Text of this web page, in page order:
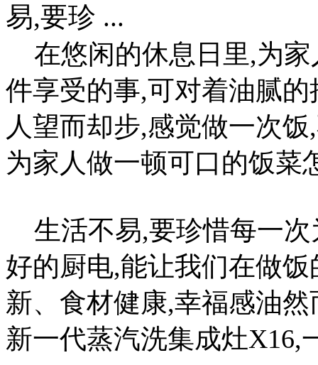
易,要珍 ...
在悠闲的休息日里,为家
件享受的事,可对着油腻
人望而却步,感觉做一次
为家人做一顿可口的饭菜
生活不易,要珍惜每一
好的厨电,能让我们在做
新、食材健康,幸福感油
新一代蒸汽洗集成灶X16,